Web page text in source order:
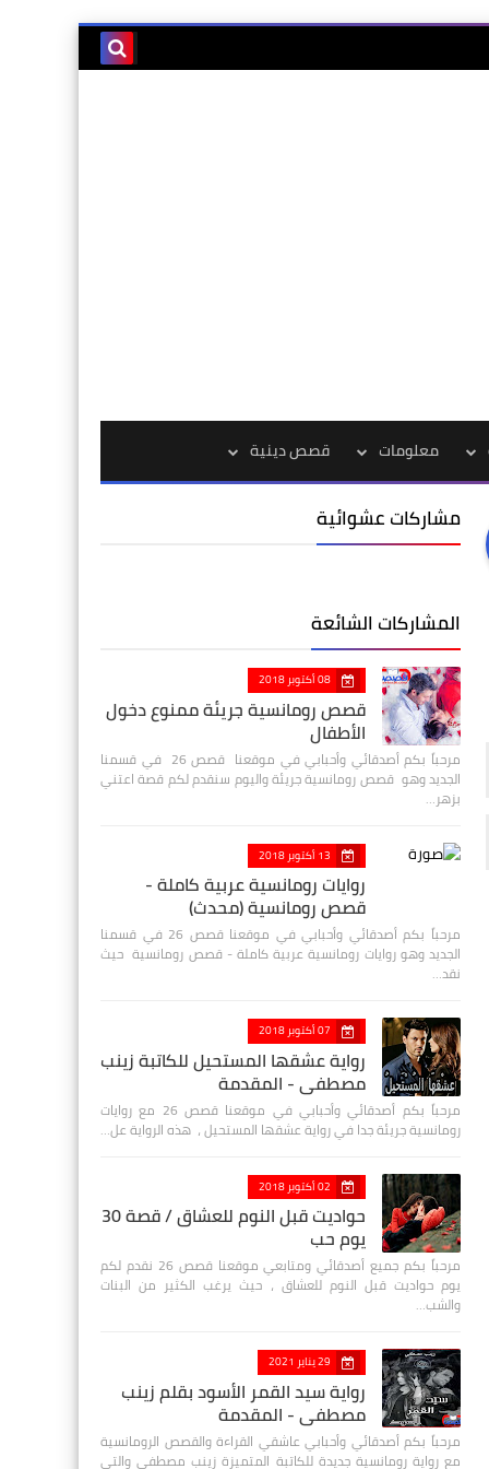
معلومات قصص دينية
مشاركات عشوائية
المشاركات الشائعة
08 أكتوبر 2018
قصص رومانسية جريئة ممنوع دخول
الأطفال
مرحباً بكم أصدقائي وأحبابي في موقعنا قصص 26 في قسمنا
الجديد وهو قصص رومانسية جريئة واليوم سنقدم لكم قصة اعتني
بزهر…
13 أكتوبر 2018
روايات رومانسية عربية كاملة -
قصص رومانسية (محدث)
مرحباً بكم أصدقائي وأحبابي في موقعنا قصص 26 في قسمنا
الجديد وهو روايات رومانسية عربية كاملة - قصص رومانسية حيث
نقد…
07 أكتوبر 2018
رواية عشقها المستحيل للكاتبة زينب
مصطفي - المقدمة
مرحباً بكم أصدقائي وأحبابي في موقعنا قصص 26 مع روايات
رومانسية جريئة جدا في رواية عشقها المستحيل ، هذه الرواية عل…
02 أكتوبر 2018
حواديت قبل النوم للعشاق / قصة 30
يوم حب
مرحباً بكم جميع أصدقائي ومتابعي موقعنا قصص 26 نقدم لكم
يوم حواديت قبل النوم للعشاق ، حيث يرغب الكثير من البنات
والشب…
29 يناير 2021
رواية سيد القمر الأسود بقلم زينب
مصطفي - المقدمة
مرحباً بكم أصدقائي وأحبابي عاشقي القراءة والقصص الرومانسية
مع رواية رومانسية جديدة للكاتبة المتميزة زينب مصطفى والتي